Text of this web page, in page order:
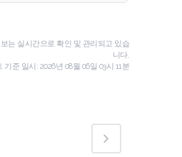
는 실시간으로 확인 및 관리되고 있습
니다.
기준 일시: 2026년 08월 06일 03시 11분